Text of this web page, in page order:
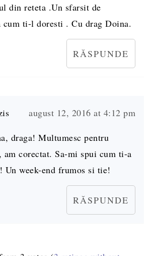
din reteta .Un sfarsit de
cum ti-l doresti . Cu drag Doina.
RĂSPUNDE
august 12, 2016 at 4:12 pm
draga! Multumesc pentru
am corectat. Sa-mi spui cum ti-a
week-end frumos si tie!
RĂSPUNDE